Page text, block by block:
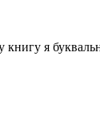
я